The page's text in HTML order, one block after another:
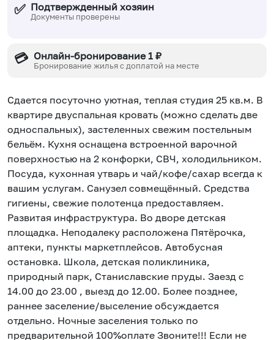
✅ Подтвержденный хозяин
Документы проверены
💳 Онлайн-бронирование 1 ₽
Бронирование жилья с доплатой на месте
Сдается посуточно уютная, теплая студия 25 кв.м. В
квартире двуспальная кровать (можно сделать две
односпальных), застеленных свежим постельным
бельём. Кухня оснащена встроенной варочной
поверхностью на 2 конфорки, СВЧ, холодильником.
Посуда, кухонная утварь и чай/кофе/сахар всегда к
вашим услугам. Санузел совмещённый. Средства
гигиены, свежие полотенца предоставляем.
Развитая инфраструктура. Во дворе детская
площадка. Неподалеку расположена Пятёрочка,
аптеки, пункты маркетплейсов. Автобусная
остановка. Школа, детская поликлиника,
природный парк, Станиславские пруды. Заезд с
14.00 до 23.00 , выезд до 12.00. Более позднее,
раннее заселение/выселение обсуждается
отдельно. Ночные заселения только по
предварительной 100%оплате Звоните!!! Если не